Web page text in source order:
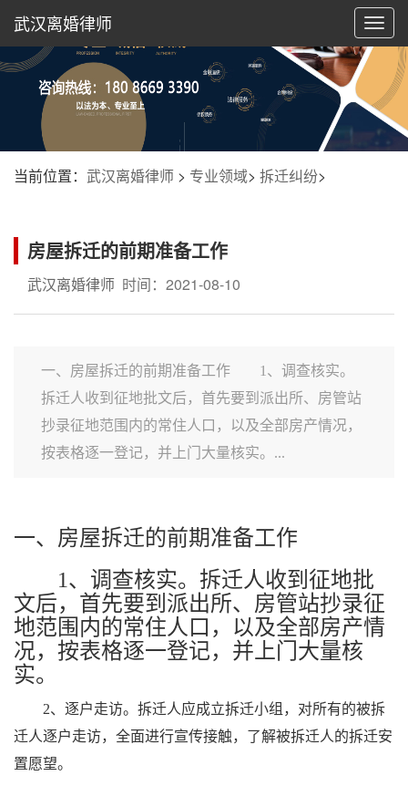
切
换
航
武汉离婚律师
当前位置： 武汉离婚律师 > 专业领域> 拆迁纠纷>
房屋拆迁的前期准备工作
武汉离婚律师 时间：2021-08-10
一、房屋拆迁的前期准备工作 1、调查核实。
拆迁人收到征地批文后，首先要到派出所、房管站
抄录征地范围内的常住人口，以及全部房产情况，
按表格逐一登记，并上门大量核实。...
一、房屋拆迁的前期准备工作
1、调查核实。拆迁人收到征地批
文后，首先要到派出所、房管站抄录征
地范围内的常住人口，以及全部房产情
况，按表格逐一登记，并上门大量核
实。
2、逐户走访。拆迁人应成立拆迁小组，对所有的被拆
迁人逐户走访，全面进行宣传接触，了解被拆迁人的拆迁安
置愿望。